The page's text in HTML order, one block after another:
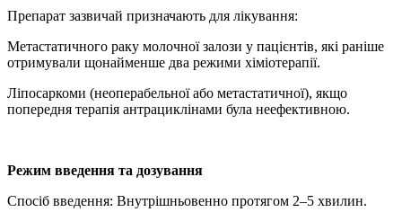
Препарат зазвичай призначають для лікування:
Метастатичного раку молочної залози у пацієнтів, які раніше
отримували щонайменше два режими хіміотерапії.
Ліпосаркоми (неоперабельної або метастатичної), якщо
попередня терапія антрациклінами була неефективною.
Режим введення та дозування
Спосіб введення: Внутрішньовенно протягом 2–5 хвилин.